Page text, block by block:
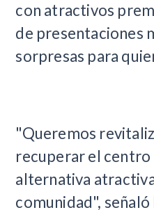
con atractivos
de presentaciones
sorpresas para
"Queremos
recuperar el centro
alternativa
comunidad",